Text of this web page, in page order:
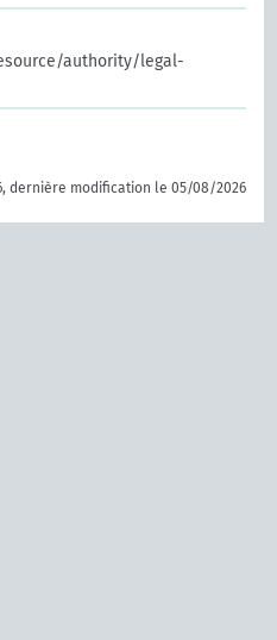
authority/legal-
dernière modification le 05/08/2026